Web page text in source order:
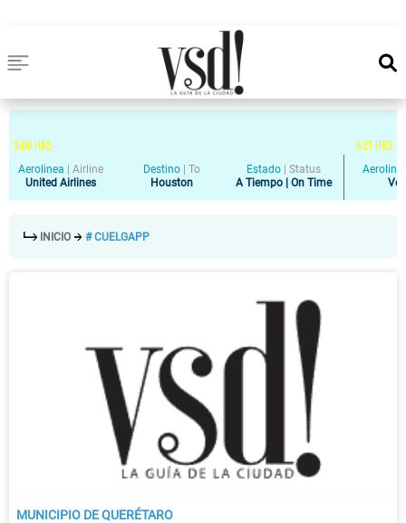
5:00HRS 4:21 HRS
Aerolinea
Airline
United Airlines
Destino
To
Houston
Estado
Status
A Tiempo | On Time
INICIO # CUELGAPP
MUNICIPIO DE QUERÉTARO